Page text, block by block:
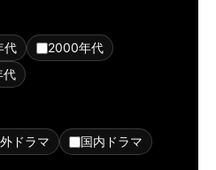
代
2000年代
代
ドラマ 国内ドラマ